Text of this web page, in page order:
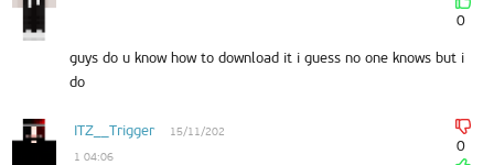
0
guys do u know how to download it i guess no one knows but i
do
ITZ__Trigger
15/11/202
1 04:06
0